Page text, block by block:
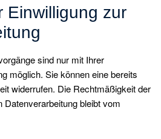
Einwilligung zur
sind nur mit Ihrer
möglich. Sie können eine bereits
widerrufen. Die Rechtmäßigkeit der
bleibt vom